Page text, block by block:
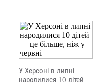
У Херсоні в липні
народилися 10 дітей